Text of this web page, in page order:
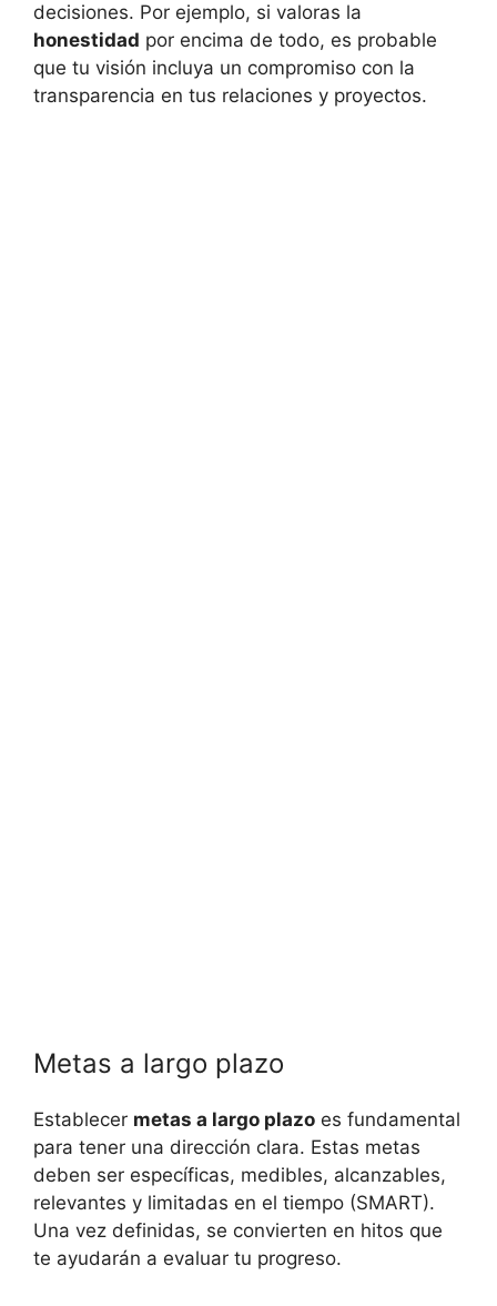
decisiones. Por ejemplo, si valoras la
honestidad por encima de todo, es probable
que tu visión incluya un compromiso con la
transparencia en tus relaciones y proyectos.
Metas a largo plazo
Establecer metas a largo plazo es fundamental
para tener una dirección clara. Estas metas
deben ser específicas, medibles, alcanzables,
relevantes y limitadas en el tiempo (SMART).
Una vez definidas, se convierten en hitos que
te ayudarán a evaluar tu progreso.